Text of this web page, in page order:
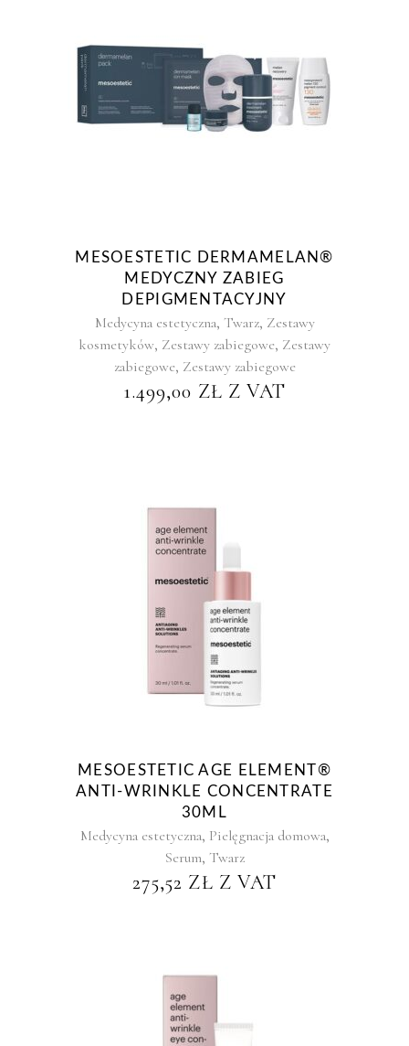
MESOESTETIC DERMAMELAN®
MEDYCZNY ZABIEG
DEPIGMENTACYJNY
Medycyna estetyczna, Twarz, Zestawy
kosmetyków, Zestawy zabiegowe, Zestawy
zabiegowe, Zestawy zabiegowe
1.499,00 ZŁ Z VAT
MESOESTETIC AGE ELEMENT®
ANTI-WRINKLE CONCENTRATE
30ML
Medycyna estetyczna, Pielęgnacja domowa,
Serum, Twarz
275,52 ZŁ Z VAT